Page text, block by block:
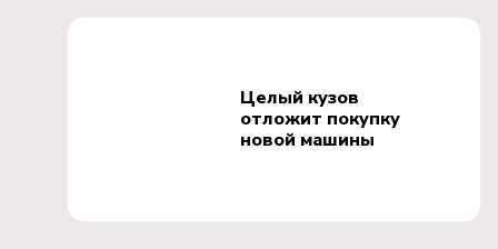
Целый кузов
отложит покупку
новой машины